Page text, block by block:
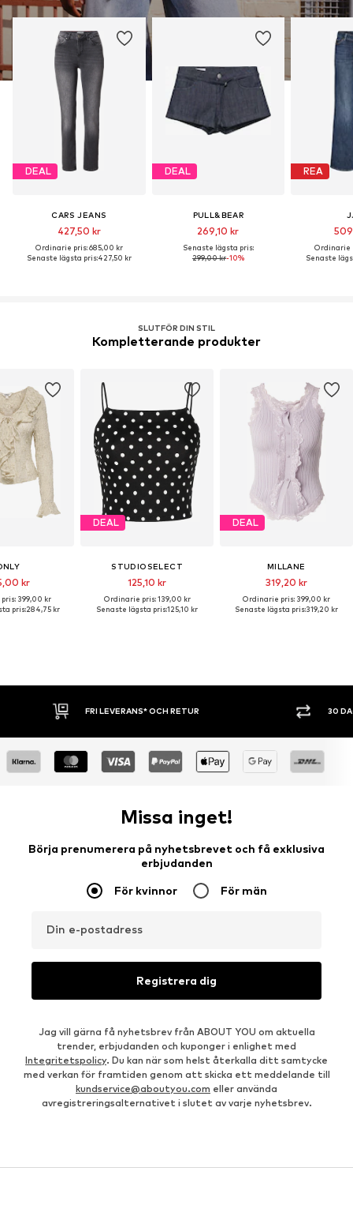
DEAL
CARS JEANS
427,50 kr
Ordinarie pris: 685,00 kr
Senaste lägsta pris:427,50 kr
DEAL
PULL&BEAR
269,10 kr
Senaste lägsta pris:
299,00 kr-10%
REA
Ordinarie
Senaste
SLUTFÖR DIN STIL
Kompletterande produkter
kr
399,00 kr
pris:284,75 kr
DEAL
STUDIOSELECT
125,10 kr
Ordinarie pris: 139,00 kr
Senaste lägsta pris:125,10 kr
DEAL
MILLANE
319,20 kr
Ordinarie pris: 399,00 kr
Senaste lägsta pris:319,20 kr
30 DAGARS ÖPPET KÖP SHOPPA NU.
Missa inget!
Börja prenumerera på nyhetsbrevet och få exklusiva
erbjudanden
För kvinnor För män
Din e-postadress
Registrera dig
Jag vill gärna få nyhetsbrev från ABOUT YOU om aktuella
trender, erbjudanden och kuponger i enlighet med
Integritetspolicy. Du kan när som helst återkalla ditt samtycke
med verkan för framtiden genom att skicka ett meddelande till
kundservice@aboutyou.com eller använda
avregistreringsalternativet i slutet av varje nyhetsbrev.